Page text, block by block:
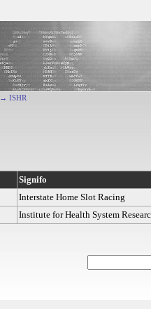
→ ISHR
Signifo
Interstate Home Slot Racing
Institute for Health System